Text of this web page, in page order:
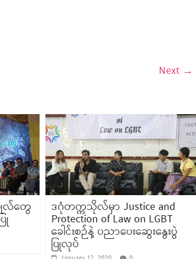
Next →
လ်တွေ ဒဂုံတက္ကသိုလ်မှာ Justice and
Protection of Law on LGBT
ခေါင်းစဉ်နဲ့ ပညာပေးဆွေးနွေးပွဲ
ပြုလုပ်